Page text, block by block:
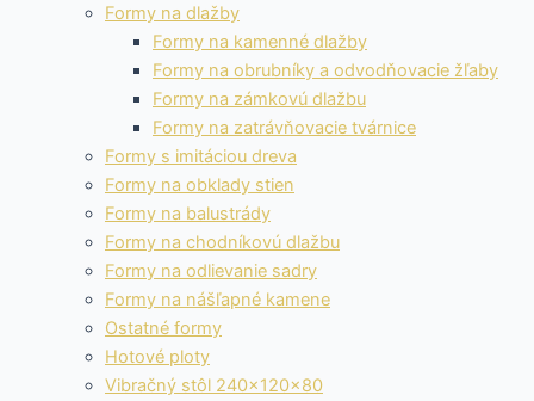
Formy na dlažby
Formy na kamenné dlažby
Formy na obrubníky a odvodňovacie žľaby
Formy na zámkovú dlažbu
Formy na zatrávňovacie tvárnice
Formy s imitáciou dreva
Formy na obklady stien
Formy na balustrády
Formy na chodníkovú dlažbu
Formy na odlievanie sadry
Formy na nášľapné kamene
Ostatné formy
Hotové ploty
Vibračný stôl 240x120x80